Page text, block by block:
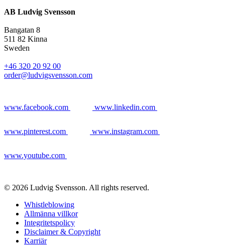
AB Ludvig Svensson
Bangatan 8
511 82 Kinna
Sweden
+46 320 20 92 00
order@ludvigsvensson.com
www.facebook.com www.linkedin.com
www.pinterest.com www.instagram.com
www.youtube.com
© 2026 Ludvig Svensson. All rights reserved.
Whistleblowing
Allmänna villkor
Integritetspolicy
Disclaimer & Copyright
Karriär